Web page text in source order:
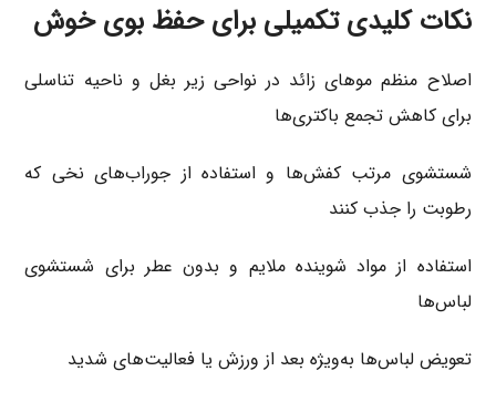
نکات کلیدی تکمیلی برای حفظ بوی خوش
اصلاح منظم موهای زائد در نواحی زیر بغل و ناحیه تناسلی
برای کاهش تجمع باکتری‌ها
شستشوی مرتب کفش‌ها و استفاده از جوراب‌های نخی که
رطوبت را جذب کنند
استفاده از مواد شوینده ملایم و بدون عطر برای شستشوی
لباس‌ها
تعویض لباس‌ها به‌ویژه بعد از ورزش یا فعالیت‌های شدید